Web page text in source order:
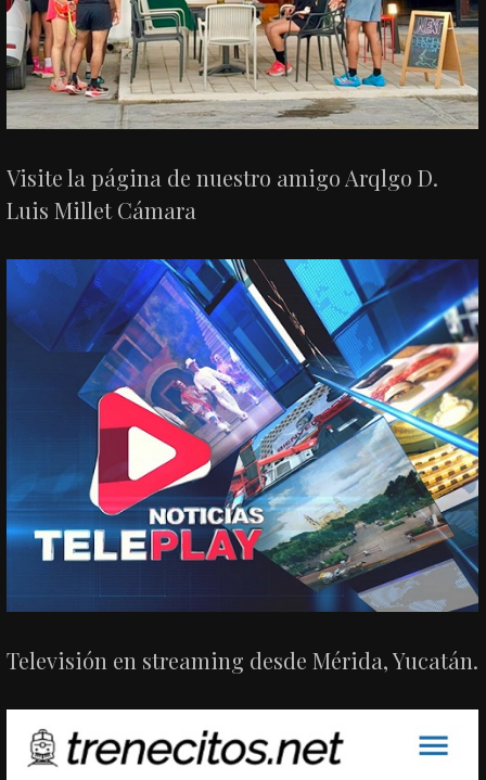
Visite la página de nuestro amigo Arqlgo D.
Luis Millet Cámara
Televisión en streaming desde Mérida, Yucatán.